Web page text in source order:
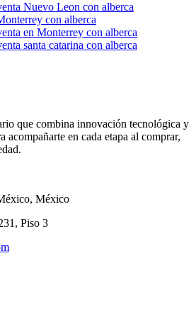
Nuevo Leon con alberca
con alberca
en Monterrey con alberca
santa catarina con alberca
que combina innovación tecnológica y
acompañarte en cada etapa al comprar,
México
Piso 3